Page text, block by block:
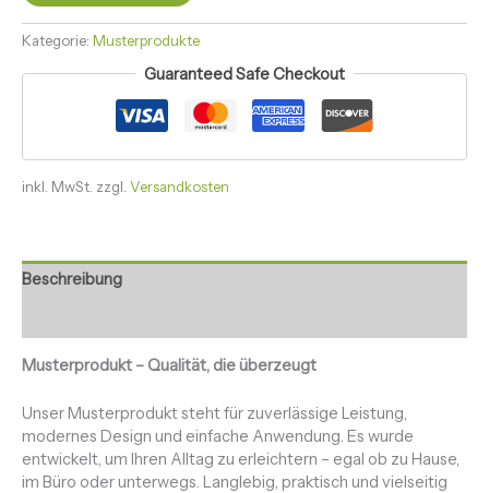
Kategorie: Musterprodukte
Guaranteed Safe Checkout
inkl. MwSt. zzgl. Versandkosten
Beschreibung
Musterprodukt – Qualität, die überzeugt
Unser Musterprodukt steht für zuverlässige Leistung,
modernes Design und einfache Anwendung. Es wurde
entwickelt, um Ihren Alltag zu erleichtern – egal ob zu Hause,
im Büro oder unterwegs. Langlebig, praktisch und vielseitig